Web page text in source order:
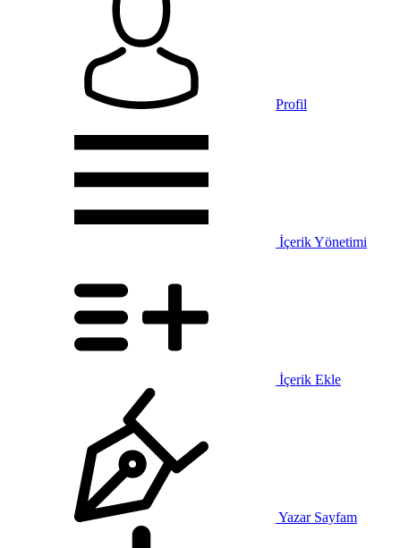
Profil
İçerik Yönetimi
İçerik Ekle
Yazar Sayfam